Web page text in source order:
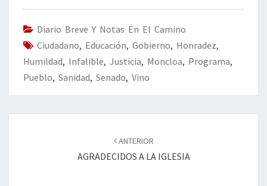
o
o
k
er dI
n
l
p
ar
tir
Diario Breve Y Notas En El Camino
Ciudadano, Educación, Gobierno, Honradez,
Humildad, Infalible, Justicia, Moncloa, Programa,
Pueblo, Sanidad, Senado, Vino
ANTERIOR
AGRADECIDOS A LA IGLESIA